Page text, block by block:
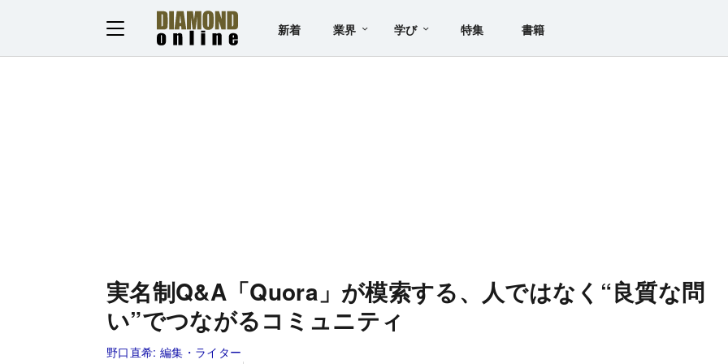
新着 業界 学び 特集 書籍
実名制Q&A「Quora」が模索する、人ではなく“良質な問
い”でつながるコミュニティ
野口直希: 編集・ライター